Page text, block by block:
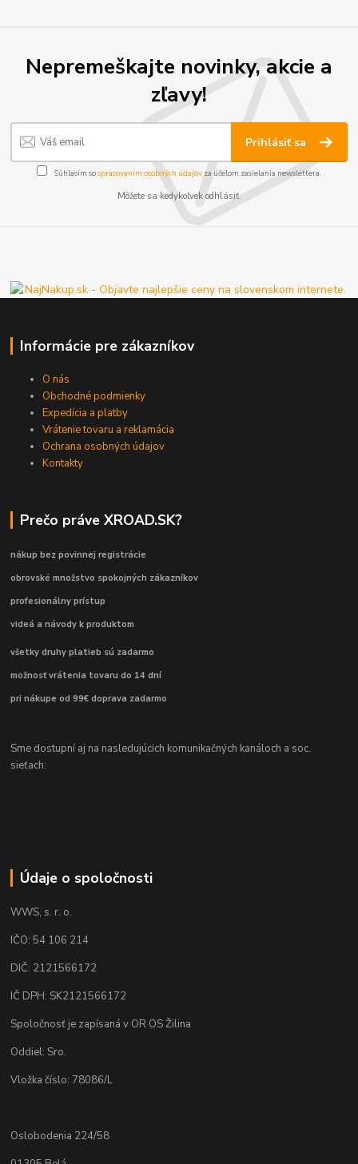
Nepremeškajte novinky, akcie a
zľavy!
Prihlásiť sa
Súhlasím sospracovaním osobných údajov za účelom zasielania newslettera.
Môžete sa kedykoľvek odhlásiť.
Informácie pre zákazníkov
O nás
Obchodné podmienky
Expedícia a platby
Vrátenie tovaru a reklamácia
Ochrana osobných údajov
Kontakty
Prečo práve XROAD.SK?
nákup bez povinnej registrácie
obrovské množstvo spokojných zákazníkov
profesionálny prístup
videá a návody k produktom
všetky druhy platieb sú zadarmo
možnosť vrátenia tovaru do 14 dní
pri nákupe od 99€ doprava zadarmo
Sme dostupní aj na nasledujúcich komunikačných kanáloch a soc.
sieťach:
Údaje o spoločnosti
WWS, s. r. o.
IČO: 54 106 214
DIČ: 2121566172
IČ DPH: SK2121566172
Spoločnosť je zapísaná v OR OS Žilina
Oddiel: Sro.
Vložka číslo: 78086/L
Oslobodenia 224/58